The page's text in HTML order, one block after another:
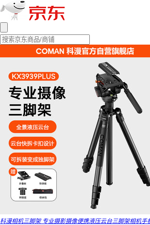
科漫相机三脚架 专业摄影摄像便携液压云台三脚架相机手